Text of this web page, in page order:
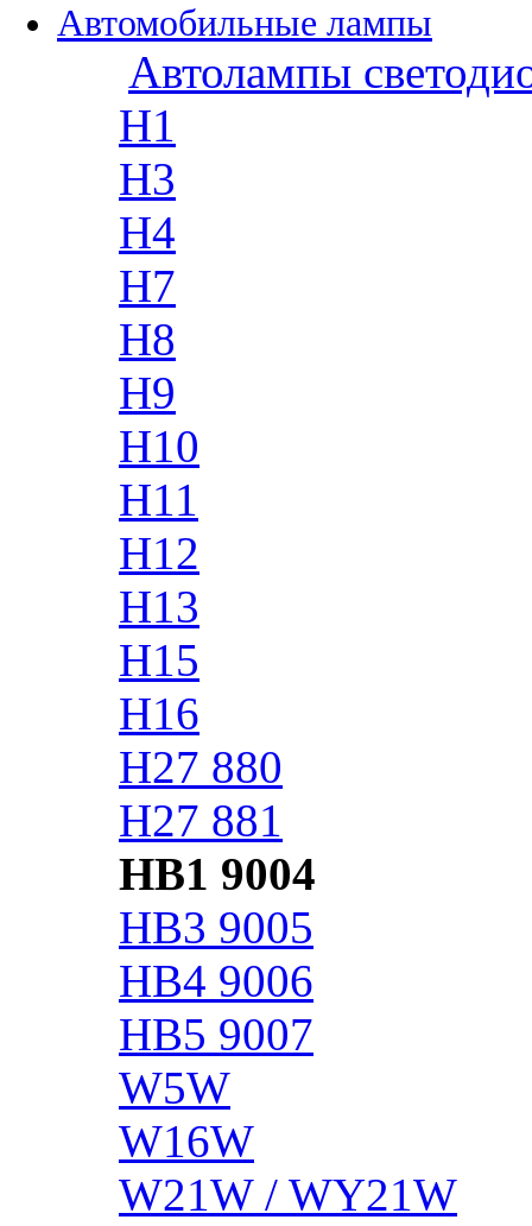
Автомобильные лампы
Автолампы
H1
H3
H4
H7
H8
H9
H10
H11
H12
H13
H15
H16
H27 880
H27 881
HB1 9004
HB3 9005
HB4 9006
HB5 9007
W5W
W16W
W21W / WY21W